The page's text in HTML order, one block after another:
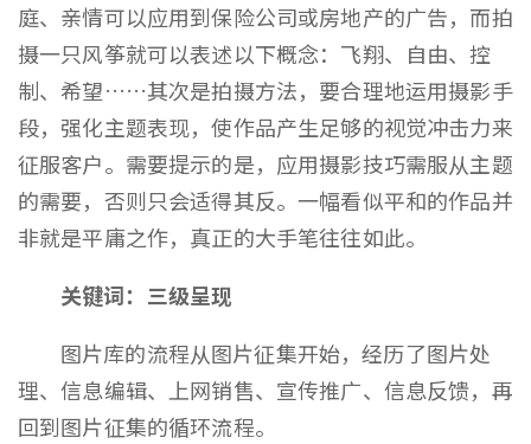
庭、亲情可以应用到保险公司或房地产的广告，而拍
摄一只风筝就可以表述以下概念：飞翔、自由、控
制、希望……其次是拍摄方法，要合理地运用摄影手
段，强化主题表现，使作品产生足够的视觉冲击力来
征服客户。需要提示的是，应用摄影技巧需服从主题
的需要，否则只会适得其反。一幅看似平和的作品并
非就是平庸之作，真正的大手笔往往如此。
关键词：三级呈现
图片库的流程从图片征集开始，经历了图片处
理、信息编辑、上网销售、宣传推广、信息反馈，再
回到图片征集的循环流程。